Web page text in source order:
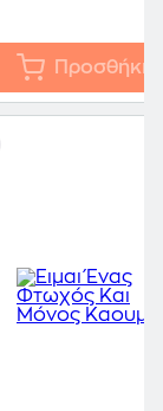
Προσθήκη